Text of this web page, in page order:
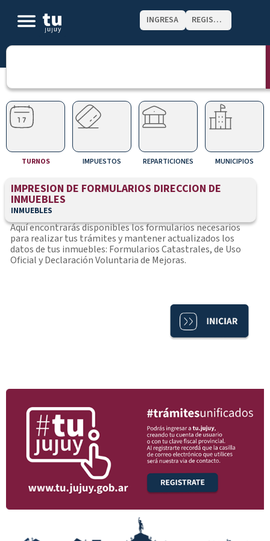
INGRESA REGISTRATE
TURNOS IMPUESTOS REPARTICIONES MUNICIPIOS
IMPRESION DE FORMULARIOS DIRECCION DE
INMUEBLES
INMUEBLES
Aquí encontrarás disponibles los formularios necesarios
para realizar tus trámites y mantener actualizados los
datos de tus inmuebles: Formularios Catastrales, de Uso
Oficial y Declaración Voluntaria de Mejoras.